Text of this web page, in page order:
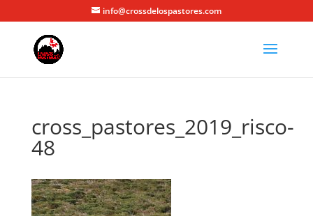
info@crossdelospastores.com
cross_pastores_2019_risco-
48